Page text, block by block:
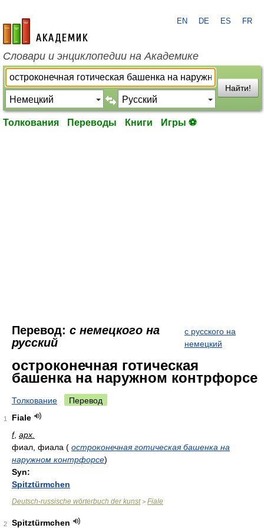
academic.ru
EN DE ES FR
Словари и энциклопедии на Академике
Найти!
Толкования Переводы Книги Игры ⚽
Перевод: с немецкого на
русский
с русского на
немецкий
остроконечная готическая
башенка на наружном контрфорсе
Толкование Перевод
1
Fiale
f, арх.
фиал, фиала ( остроконечная готическая башенка на
наружном контрфорсе)
Syn:
Spitztürmchen
Deutsch-russische wörterbuch der kunst> Fiale
2
Spitztürmchen